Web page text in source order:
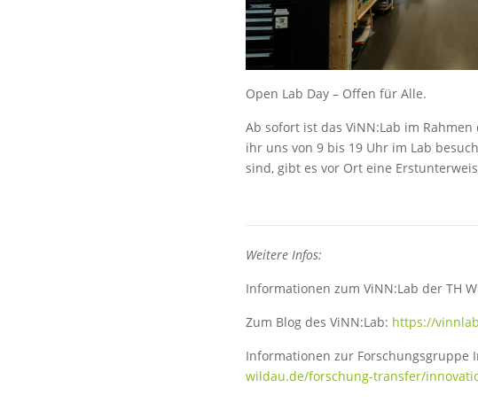
Open Lab Day – Offen für Alle.
Ab sofort ist das ViNN:Lab im
ihr uns von 9 bis 19 Uhr im Lab
sind, gibt es vor Ort eine
Weitere Infos:
Informationen zum ViNN:Lab der TH
Zum Blog des ViNN:Lab: https://
Informationen zur Forschungsgruppe
wildau.de/forschung-transfer/